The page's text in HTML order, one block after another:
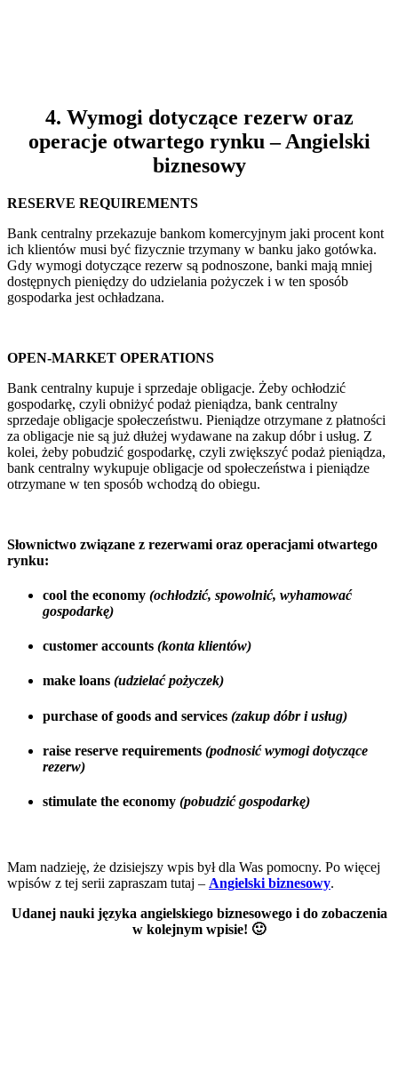
4. Wymogi dotyczące rezerw oraz
operacje otwartego rynku – Angielski
biznesowy
RESERVE REQUIREMENTS
Bank centralny przekazuje bankom komercyjnym jaki procent kont
ich klientów musi być fizycznie trzymany w banku jako gotówka.
Gdy wymogi dotyczące rezerw są podnoszone, banki mają mniej
dostępnych pieniędzy do udzielania pożyczek i w ten sposób
gospodarka jest ochładzana.
OPEN-MARKET OPERATIONS
Bank centralny kupuje i sprzedaje obligacje. Żeby ochłodzić
gospodarkę, czyli obniżyć podaż pieniądza, bank centralny
sprzedaje obligacje społeczeństwu. Pieniądze otrzymane z płatności
za obligacje nie są już dłużej wydawane na zakup dóbr i usług. Z
kolei, żeby pobudzić gospodarkę, czyli zwiększyć podaż pieniądza,
bank centralny wykupuje obligacje od społeczeństwa i pieniądze
otrzymane w ten sposób wchodzą do obiegu.
Słownictwo związane z rezerwami oraz operacjami otwartego
rynku:
cool the economy (ochłodzić, spowolnić, wyhamować
gospodarkę)
customer accounts (konta klientów)
make loans (udzielać pożyczek)
purchase of goods and services (zakup dóbr i usług)
raise reserve requirements (podnosić wymogi dotyczące
rezerw)
stimulate the economy (pobudzić gospodarkę)
Mam nadzieję, że dzisiejszy wpis był dla Was pomocny. Po więcej
wpisów z tej serii zapraszam tutaj – Angielski biznesowy.
Udanej nauki języka angielskiego biznesowego i do zobaczenia
w kolejnym wpisie! 🙂